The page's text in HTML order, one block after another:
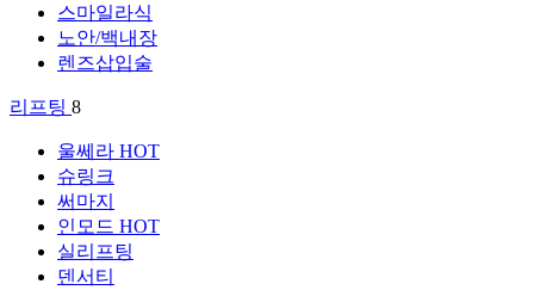
스마일라식
노안/백내장
렌즈삽입술
리프팅 8
울쎄라 HOT
슈링크
써마지
인모드 HOT
실리프팅
덴서티